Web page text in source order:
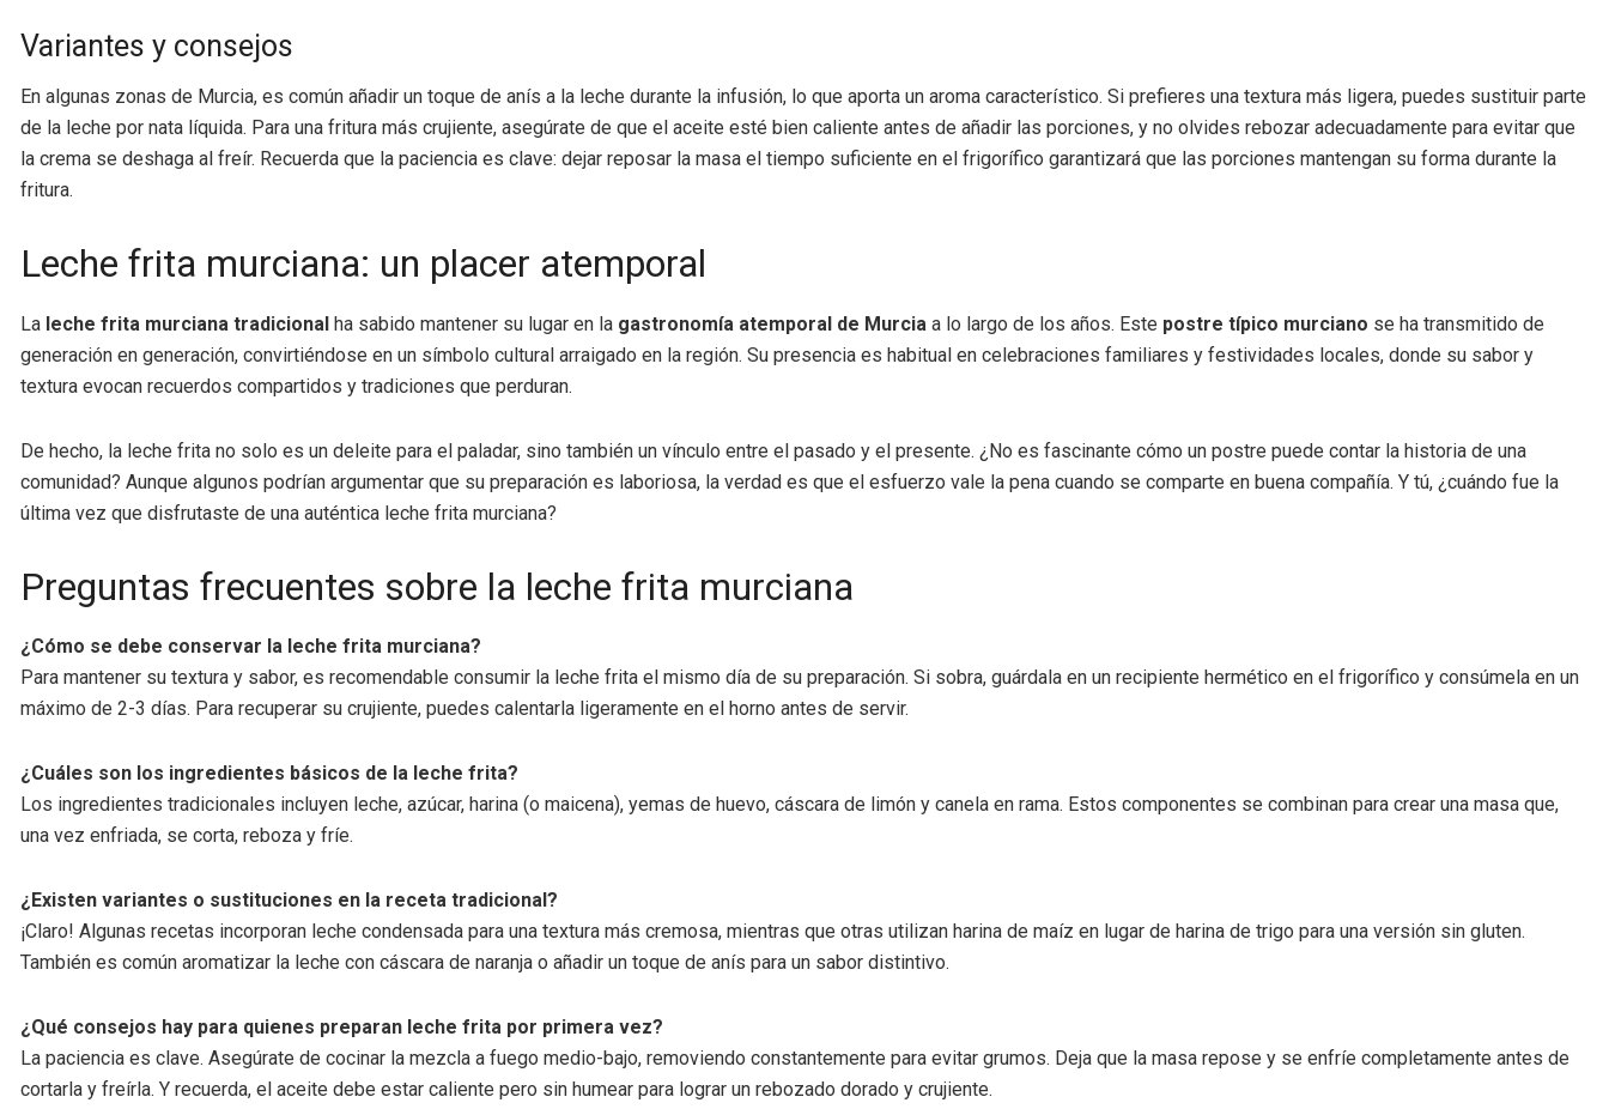
Variantes y consejos
En algunas zonas de Murcia, es común añadir un toque de anís a la leche durante la infusión, lo que aporta un aroma característico. Si prefieres una textura más ligera, puedes sustituir parte
de la leche por nata líquida. Para una fritura más crujiente, asegúrate de que el aceite esté bien caliente antes de añadir las porciones, y no olvides rebozar adecuadamente para evitar que
la crema se deshaga al freír. Recuerda que la paciencia es clave: dejar reposar la masa el tiempo suficiente en el frigorífico garantizará que las porciones mantengan su forma durante la
fritura.
Leche frita murciana: un placer atemporal
La leche frita murciana tradicional ha sabido mantener su lugar en la gastronomía atemporal de Murcia a lo largo de los años. Este postre típico murciano se ha transmitido de
generación en generación, convirtiéndose en un símbolo cultural arraigado en la región. Su presencia es habitual en celebraciones familiares y festividades locales, donde su sabor y
textura evocan recuerdos compartidos y tradiciones que perduran.
De hecho, la leche frita no solo es un deleite para el paladar, sino también un vínculo entre el pasado y el presente. ¿No es fascinante cómo un postre puede contar la historia de una
comunidad? Aunque algunos podrían argumentar que su preparación es laboriosa, la verdad es que el esfuerzo vale la pena cuando se comparte en buena compañía. Y tú, ¿cuándo fue la
última vez que disfrutaste de una auténtica leche frita murciana?
Preguntas frecuentes sobre la leche frita murciana
¿Cómo se debe conservar la leche frita murciana?
Para mantener su textura y sabor, es recomendable consumir la leche frita el mismo día de su preparación. Si sobra, guárdala en un recipiente hermético en el frigorífico y consúmela en un
máximo de 2-3 días. Para recuperar su crujiente, puedes calentarla ligeramente en el horno antes de servir.
¿Cuáles son los ingredientes básicos de la leche frita?
Los ingredientes tradicionales incluyen leche, azúcar, harina (o maicena), yemas de huevo, cáscara de limón y canela en rama. Estos componentes se combinan para crear una masa que,
una vez enfriada, se corta, reboza y fríe.
¿Existen variantes o sustituciones en la receta tradicional?
¡Claro! Algunas recetas incorporan leche condensada para una textura más cremosa, mientras que otras utilizan harina de maíz en lugar de harina de trigo para una versión sin gluten.
También es común aromatizar la leche con cáscara de naranja o añadir un toque de anís para un sabor distintivo.
¿Qué consejos hay para quienes preparan leche frita por primera vez?
La paciencia es clave. Asegúrate de cocinar la mezcla a fuego medio-bajo, removiendo constantemente para evitar grumos. Deja que la masa repose y se enfríe completamente antes de
cortarla y freírla. Y recuerda, el aceite debe estar caliente pero sin humear para lograr un rebozado dorado y crujiente.